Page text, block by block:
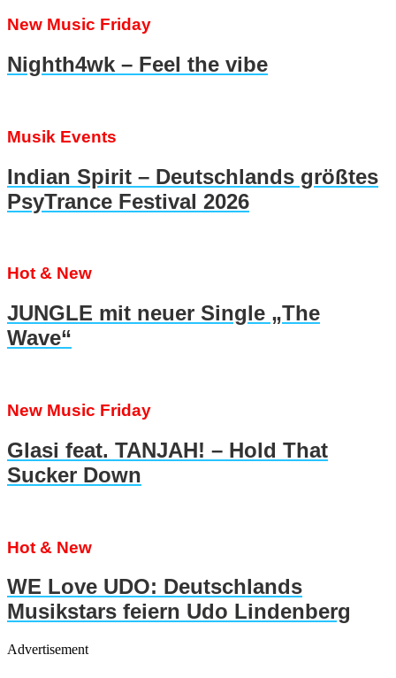
New Music Friday
Nighth4wk – Feel the vibe
Musik Events
Indian Spirit – Deutschlands größtes
PsyTrance Festival 2026
Hot & New
JUNGLE mit neuer Single „The
Wave“
New Music Friday
Glasi feat. TANJAH! – Hold That
Sucker Down
Hot & New
WE Love UDO: Deutschlands
Musikstars feiern Udo Lindenberg
Advertisement